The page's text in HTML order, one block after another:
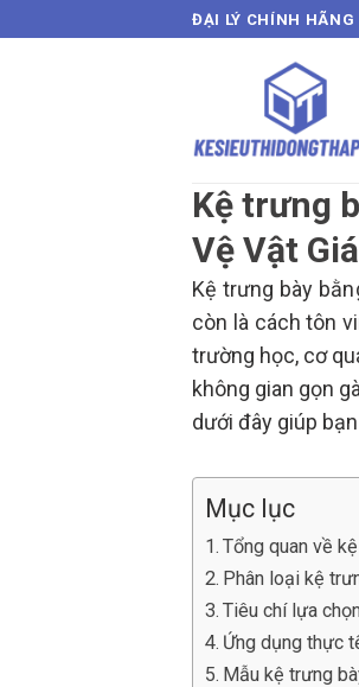
ĐẠI LÝ CHÍNH
Kệ trưng
Vệ Vật
Kệ trưng bày
còn là cách tôn
trường học, cơ
không gian gọn
dưới đây giúp
Mục lục
Tổng quan về
Phân loại kệ
Tiêu chí lựa
Ứng dụng thực
Mẫu kệ trưng